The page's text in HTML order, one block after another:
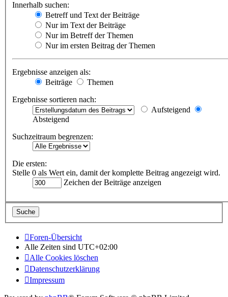
Innerhalb suchen:
Betreff und Text der Beiträge
Nur im Text der Beiträge
Nur im Betreff der Themen
Nur im ersten Beitrag der Themen
Ergebnisse anzeigen als:
Beiträge
Themen
Ergebnisse sortieren nach:
Aufsteigend
Absteigend
Suchzeitraum begrenzen:
Die ersten:
Stelle 0 als Wert ein, damit der komplette Beitrag angezeigt wird.
Zeichen der Beiträge anzeigen
Foren-Übersicht
Alle Zeiten sind UTC+02:00
Alle Cookies löschen
Datenschutzerklärung
Impressum